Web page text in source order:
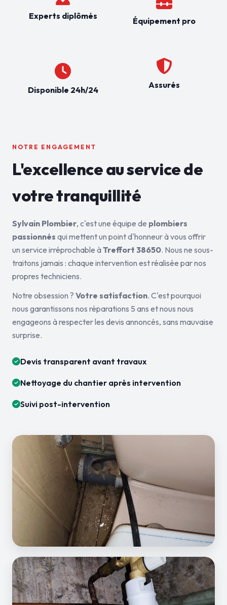
Experts diplômés
Disponible 24h/24
Équipement pro
Assurés
NOTRE ENGAGEMENT
L'excellence au service de
votre tranquillité
Sylvain Plombier, c'est une équipe de plombiers
passionnés qui mettent un point d'honneur à vous offrir
un service irréprochable àTreffort 38650. Nous ne sous-
traitons jamais : chaque intervention est réalisée par nos
propres techniciens.
Notre obsession ? Votre satisfaction. C'est pourquoi
nous garantissons nos réparations 5 ans et nous nous
engageons à respecter les devis annoncés, sans mauvaise
surprise.
Devis transparent avant travaux
Nettoyage du chantier après intervention
Suivi post-intervention